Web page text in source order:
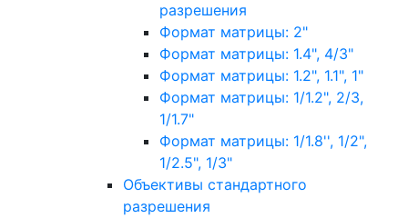
разрешения
Формат матрицы: 2"
Формат матрицы: 1.4", 4/3"
Формат матрицы: 1.2", 1.1", 1"
Формат матрицы: 1/1.2", 2/3,
1/1.7"
Формат матрицы: 1/1.8'', 1/2",
1/2.5", 1/3"
Объективы стандартного
разрешения